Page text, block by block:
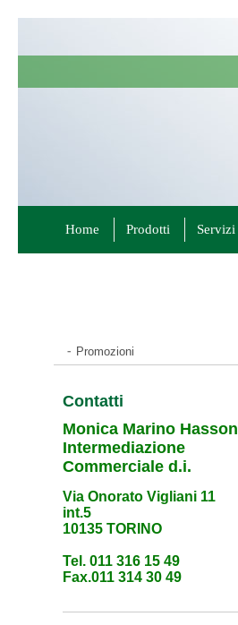
Home Prodotti Servizi
Promozioni
Contatti
Monica Marino Hasson
Intermediazione
Commerciale d.i.
Via Onorato Vigliani 11
int.5
10135 TORINO
Tel. 011 316 15 49
Fax.011 314 30 49